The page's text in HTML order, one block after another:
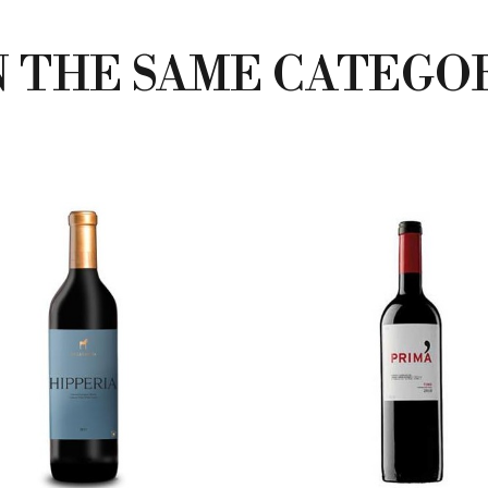
THE SAME